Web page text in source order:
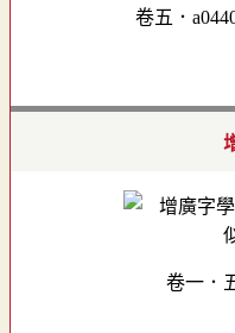
卷五．
卷一．